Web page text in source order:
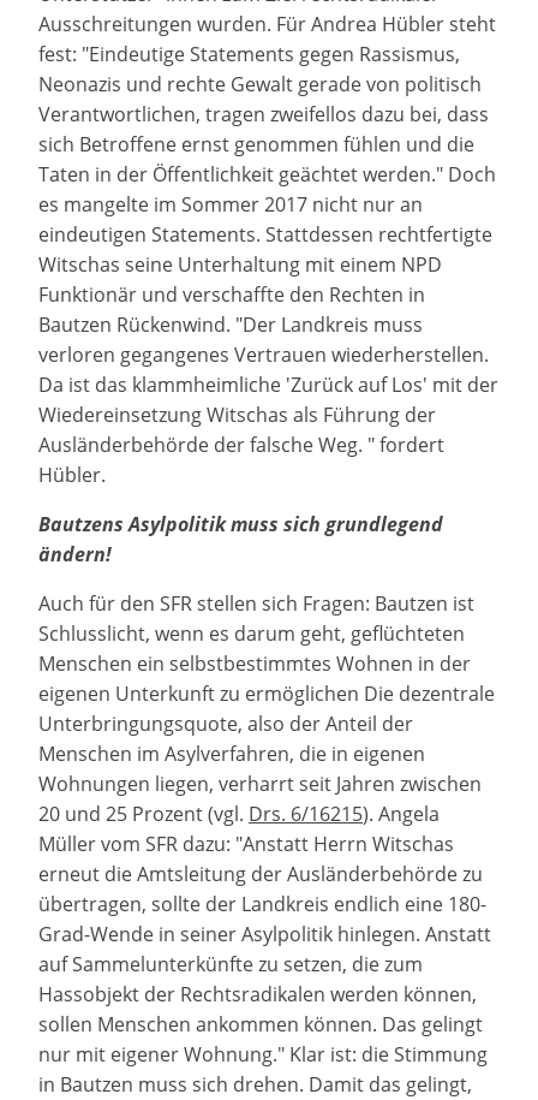
Ausschreitungen wurden. Für Andrea Hübler steht
fest: "Eindeutige Statements gegen Rassismus,
Neonazis und rechte Gewalt gerade von politisch
Verantwortlichen, tragen zweifellos dazu bei, dass
sich Betroffene ernst genommen fühlen und die
Taten in der Öffentlichkeit geächtet werden." Doch
es mangelte im Sommer 2017 nicht nur an
eindeutigen Statements. Stattdessen rechtfertigte
Witschas seine Unterhaltung mit einem NPD
Funktionär und verschaffte den Rechten in
Bautzen Rückenwind. "Der Landkreis muss
verloren gegangenes Vertrauen wiederherstellen.
Da ist das klammheimliche 'Zurück auf Los' mit der
Wiedereinsetzung Witschas als Führung der
Ausländerbehörde der falsche Weg. " fordert
Hübler.
Bautzens Asylpolitik muss sich grundlegend
ändern!
Auch für den SFR stellen sich Fragen: Bautzen ist
Schlusslicht, wenn es darum geht, geflüchteten
Menschen ein selbstbestimmtes Wohnen in der
eigenen Unterkunft zu ermöglichen Die dezentrale
Unterbringungsquote, also der Anteil der
Menschen im Asylverfahren, die in eigenen
Wohnungen liegen, verharrt seit Jahren zwischen
20 und 25 Prozent (vgl. Drs. 6/16215). Angela
Müller vom SFR dazu: "Anstatt Herrn Witschas
erneut die Amtsleitung der Ausländerbehörde zu
übertragen, sollte der Landkreis endlich eine 180-
Grad-Wende in seiner Asylpolitik hinlegen. Anstatt
auf Sammelunterkünfte zu setzen, die zum
Hassobjekt der Rechtsradikalen werden können,
sollen Menschen ankommen können. Das gelingt
nur mit eigener Wohnung." Klar ist: die Stimmung
in Bautzen muss sich drehen. Damit das gelingt,